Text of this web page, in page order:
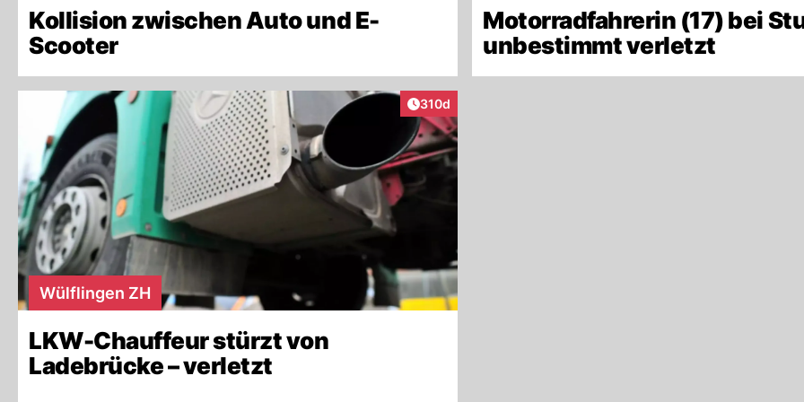
Kollision zwischen Auto und E-
Scooter
Motorradfahrerin (17) bei
unbestimmt verletzt
Artikel veröffentlicht:
310d
Wülflingen ZH
LKW-Chauffeur stürzt von
Ladebrücke – verletzt